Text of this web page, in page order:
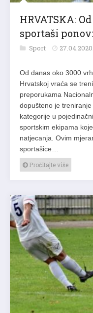
HRVATSKA:
sportaši
Sport
Od danas oko 3000
Hrvatskoj vraća se
preporukama
dopušteno je
kategorije u
sportskim ekipama
natjecanja. Ovim
sportašice…
Pročitajte više